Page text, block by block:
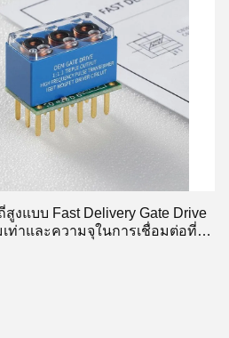
งแบบ Fast Delivery Gate Drive
ท่าและความจุในการเชื่อมต่อที่ต่ํา